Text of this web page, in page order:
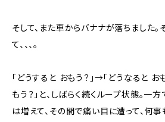
そして、また車からバナナが落ちました。
て、、、。
「どうすると おもう？」→「どうなると お
もう？」と、しばらく続くループ状態。一
は増えて、その間で痛い目に遭って、何